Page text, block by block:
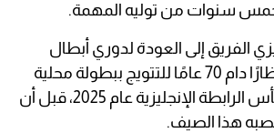
سنوات من توليه المهمة.
الفريق إلى العودة لدوري أبطال
أوروبا، كما أنهى انتظارًا دام 70 عامًا للتتويج ببطولة محلية
كبرى بعدما حصد كأس الرابطة الإنجليزية عام 2025، قبل أن
هذا الصيف.